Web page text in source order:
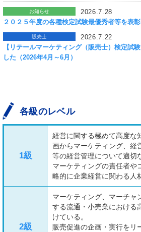
お知らせ
2026.7.28
２０２５年度の各種検定試験最優秀者等を表彰
販売士
2026.7.22
【リテールマーケティング（販売士）検定試
した（2026年4月～6月）
各級のレベル
1級
経営に関する極めて高度な
画からマーケティング、経
等の経営管理について適切
マーケティングの責任者や
略的に企業経営に関わる人
2級
マーケティング、マーチャ
する流通・小売業における
けている。
販売促進の企画・実行をリ